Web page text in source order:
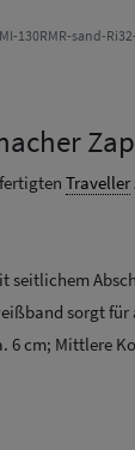
130RMR-sand-
Traveller
seitlichem
sorgt
6 cm; Mittlere